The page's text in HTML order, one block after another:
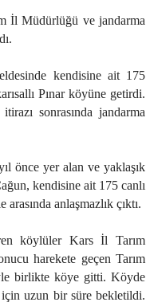
İl Müdürlüğü ve jandarma
kendisine ait 175
Pınar köyüne getirdi.
sonrasında jandarma
önce yer alan ve yaklaşık
kendisine ait 175 canlı
anlaşmazlık çıktı.
köylüler Kars İl Tarım
harekete geçen Tarım
birlikte köye gitti. Köyde
için uzun bir süre bekletildi.